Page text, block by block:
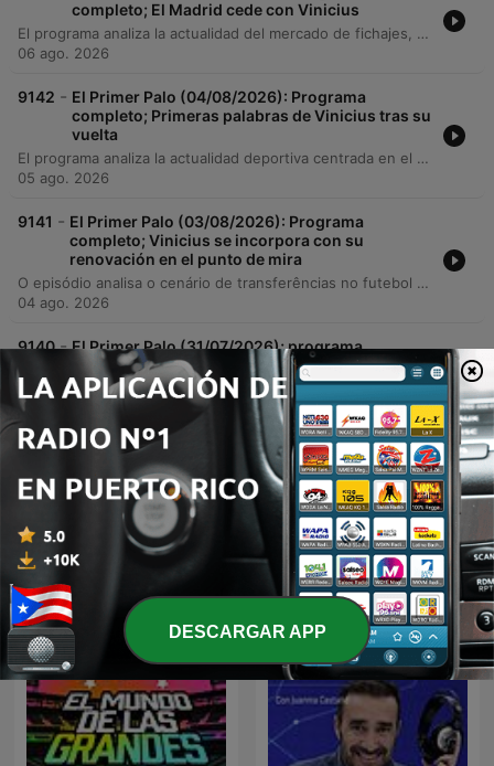
completo; El Madrid cede con Vinicius
El programa analiza la actualidad del mercado de fichajes, centrándose en las negociaciones del Barcelona por Julián Álvarez y la compleja renovación de Vinicius Jr. con el Real Madrid, evaluando el impacto financiero de nuevas incorporaciones como Diomandé. Además, se debate sobre la gestión política de la FIFA y la organización del Mundial 2030, para luego transicionar hacia una crónica histórica sobre los orígenes de la petanca y un repaso por los éxitos de la delegación española en las competiciones europeas de natación artística.
06 ago. 2026
9142 - El Primer Palo (04/08/2026): Programa
completo; Primeras palabras de Vinicius tras su
vuelta
El programa analiza la actualidad deportiva centrada en el mercado de fichajes, con un debate profundo sobre la situación contractual de Vinicius Jr. en el Real Madrid y la influencia de agencias como Roc Nation. Se examinan las estrategias de contratación del club blanco, priorizando perfiles tácticos frente a nombres mediáticos, y se comentan movimientos clave en equipos como el Atlético de Madrid, el Barcelona y el Valencia Basket. Además, se repasa la actualidad de otras disciplinas, incluyendo el éxito de Iris Tío en natación, la situación de las instalaciones del Rayo Vallecano y los cambios en la Liga Endesa de baloncesto. El episodio concluye con un repaso por diversas noticias internacionales de ciclismo, tenis y fútbol femenino.
05 ago. 2026
9141 - El Primer Palo (03/08/2026): Programa
completo; Vinicius se incorpora con su
renovación en el punto de mira
O episódio analisa o cenário de transferências no futebol europeu, com foco na possível saída de Vinícius Jr. do Real Madrid para o Arsenal e a chegada de Bernardo Silva ao clube merengue. Discute-se também a incerteza sobre o futuro de Ferran Torres no Barcelona e a necessidade de um novo centroavante para a equipe catalã. No âmbito do ciclismo, o programa aborda a participação de Tadej Pogačar na Vuelta a España em busca da 'triple corona' e os desafios impostos pelo calor extremo. O debate encerra com reflexões sobre o impacto das alterações climáticas no calendário desportivo e a importância dos Jogos Olímpicos.
04 ago. 2026
9140 - El Primer Palo (31/07/2026); programa
completo: Infantino se decanta por Marruecos
El programa analiza las recientes declaraciones de Infantino sobre el Mundial 2030 y la posible privatización de la FIFA, así como la dimisión de su asesor Carlos Cordeiro. Se debate sobre la creciente mercantilización del fútbol y la pérdida de protagonismo de España en la candidatura conjunta. En el ámbito de clubes, se examina la situación de varios futbolistas del Real Madrid, incluyendo el futuro de Mastantuono, las dudas sobre Avilés y el posible traspaso de Vinicius Jr. al Arsenal tras la llegada de Mbappé. Finalmente, se aborda la crisis institucional y de infraestructura del Rayo Vallecano debido a problemas de seguridad en su estadio.
01 ago. 2026
Mostrar más episodios
Más podcasts de Deportes
Ver todo
DESCARGAR APP